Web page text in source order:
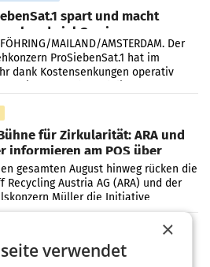
spart und macht
viel Gewinn
MAILAND/AMSTERDAM. Der
ProSiebenSat.1 hat im
dank Kostensenkungen operativ
für Zirkularität: ARA und
informieren am POS über
gesamten August hinweg rücken die
Recycling Austria AG (ARA) und der
Müller die Initiative
Helden“ in allen österreichischen
modernisiert zwei Filialen in
×
verwendet